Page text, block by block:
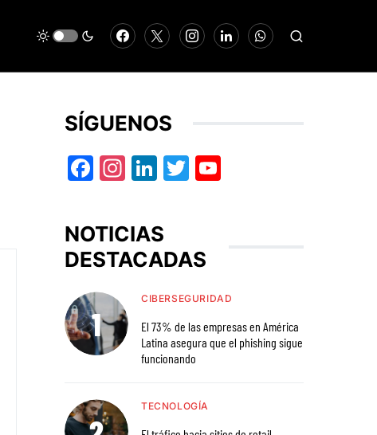
SÍGUENOS
Facebook
Instagram
LinkedIn
Twitter
NOTICIAS
DESTACADAS
CIBERSEGURIDAD
El 73% de las empresas en América
Latina asegura que el phishing sigue
funcionando
TECNOLOGÍA